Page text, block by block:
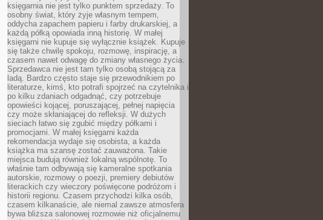
księgarnia nie jest tylko punktem sprzedaży. To
osobny świat, który żyje własnym tempem,
oddycha zapachem papieru i farby drukarskiej, a
każdą półką opowiada inną historię. W małej
księgarni nie kupuje się wyłącznie książek. Kupuje
się także chwilę spokoju, rozmowę, inspirację, a
czasem nawet odwagę do zmiany własnego życia.
Sprzedawca nie jest tam tylko osobą stojącą za
ladą. Bardzo często staje się przewodnikiem po
literaturze, kimś, kto potrafi spojrzeć na czytelnika i
po kilku zdaniach odgadnąć, czy potrzebuje
opowieści kojącej, poruszającej, pełnej napięcia
czy może skłaniającej do refleksji. W dużych
sieciach łatwo się zgubić między półkami i
promocjami. W małej księgarni każda
rekomendacja wydaje się osobista, a każda
książka ma szansę zostać zauważona. Takie
miejsca budują również lokalną wspólnotę. To
właśnie tam odbywają się kameralne spotkania
autorskie, rozmowy o poezji, premiery debiutów
literackich czy wieczory poświęcone podróżom i
historii regionu. Czasem przychodzi kilka osób,
czasem kilkanaście, ale niemal zawsze atmosfera
bywa bliższa salonowej rozmowie niż oficjalnemu